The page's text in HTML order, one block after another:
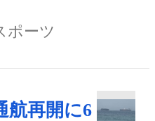
ポーツ
航再開に6